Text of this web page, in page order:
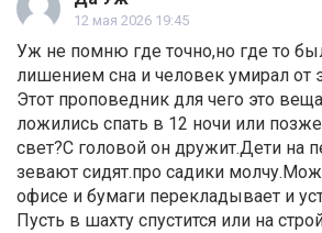
12 мая 2026 19:45
Уж не помню где точно,но где то
лишением сна и человек умирал от
Этот проповедник для чего это
ложились спать в 12 ночи или позже
свет?С головой он дружит.Дети на
зевают сидят.про садики
офисе и бумаги перекладывает и
Пусть в шахту спустится или на